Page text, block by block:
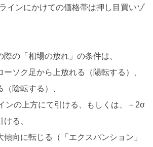
インにかけての価格帯は押し目買いゾ
の「相場の放れ」の条件は、
ーソク足から上放れる（陽転する）、
陰転する）、
ンの上方にて引ける、もしくは、－2σ
る、
傾向に転じる（「エクスパンション」